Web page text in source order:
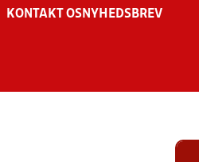
KONTAKT OS NYHEDSBREV